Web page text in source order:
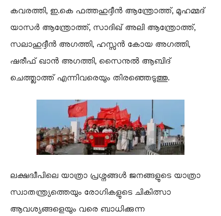
കവരത്തി, ഇ.കെ ഫത്തഹുദ്ദീൻ ആന്ത്രോത്ത്, മുഹമ്മദ്
യാസർ ആന്ത്രോത്ത്, സാദിഖ് അലി ആന്ത്രോത്ത്,
സലാഹുദ്ദീൻ അഗത്തി, ഹസ്സൻ കോയ അഗത്തി,
ഷരീഫ് ഖാൻ അഗത്തി, സൈനുൽ ആബിദ്
ചെത്ത്ലാത്ത് എന്നിവരെയും തിരഞ്ഞെടുത്തു.
ലക്ഷദ്വീപിലെ യാത്രാ പ്രശ്നങ്ങൾ ജനങ്ങളുടെ യാത്രാ
സ്വാതന്ത്ര്യത്തെയും രോഗികളുടെ ചികിത്സാ
ആവശ്യങ്ങളെയും വരെ ബാധിക്കുന്ന